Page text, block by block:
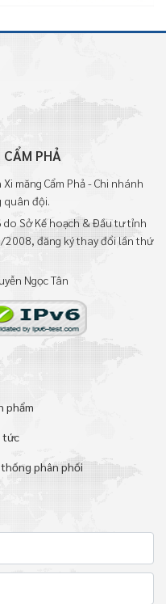
PHẢ
Xi măng Cẩm Phả - Chi nhánh
quân đội.
Sở Kế hoạch & Đầu tư tỉnh
2008, đăng ký thay đổi lần thứ
Ngọc Tân
phẩm
tức
thống phân phối